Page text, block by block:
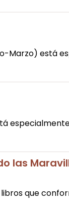
Marzo) está
las
que